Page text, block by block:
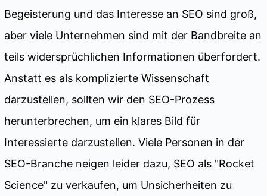
Begeisterung und das Interesse an SEO sind groß,
aber viele Unternehmen sind mit der Bandbreite an
teils widersprüchlichen Informationen überfordert.
Anstatt es als komplizierte Wissenschaft
darzustellen, sollten wir den SEO-Prozess
herunterbrechen, um ein klares Bild für
Interessierte darzustellen. Viele Personen in der
SEO-Branche neigen leider dazu, SEO als "Rocket
Science" zu verkaufen, um Unsicherheiten zu